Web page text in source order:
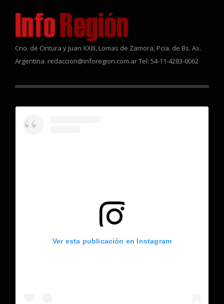
Cno. de Cintura y Juan XXIII, Lomas de Zamora, Pcia. de Bs. As.
Argentina. redaccion@inforegion.com.ar Tel: 54-11-4283-0062
Ver esta publicación en Instagram